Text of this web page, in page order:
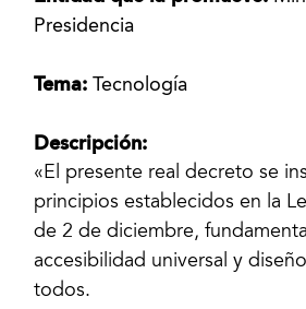
Presidencia
Tema:Tecnología
Descripción:
«El presente real decreto se
principios establecidos en la
de 2 de diciembre,
accesibilidad universal y
todos.